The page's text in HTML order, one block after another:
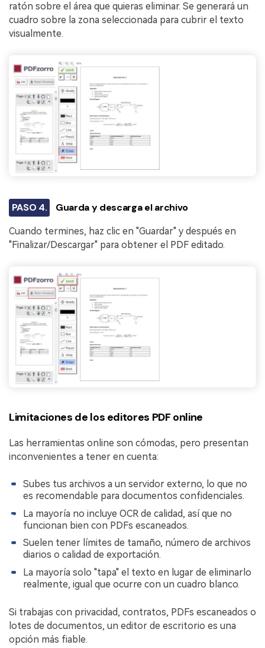
ratón sobre el área que quieras eliminar. Se generará un
cuadro sobre la zona seleccionada para cubrir el texto
visualmente.
PASO 4. Guarda y descarga el archivo
Cuando termines, haz clic en "Guardar" y después en
"Finalizar/Descargar" para obtener el PDF editado.
Limitaciones de los editores PDF online
Las herramientas online son cómodas, pero presentan
inconvenientes a tener en cuenta:
Subes tus archivos a un servidor externo, lo que no
es recomendable para documentos confidenciales.
La mayoría no incluye OCR de calidad, así que no
funcionan bien con PDFs escaneados.
Suelen tener límites de tamaño, número de archivos
diarios o calidad de exportación.
La mayoría solo "tapa" el texto en lugar de eliminarlo
realmente, igual que ocurre con un cuadro blanco.
Si trabajas con privacidad, contratos, PDFs escaneados o
lotes de documentos, un editor de escritorio es una
opción más fiable.